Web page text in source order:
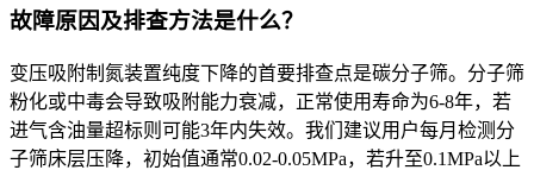
故障原因及排查方法是什么？
变压吸附制氮装置纯度下降的首要排查点是碳分子筛。分子筛
粉化或中毒会导致吸附能力衰减，正常使用寿命为6-8年，若
进气含油量超标则可能3年内失效。我们建议用户每月检测分
子筛床层压降，初始值通常0.02-0.05MPa，若升至0.1MPa以上